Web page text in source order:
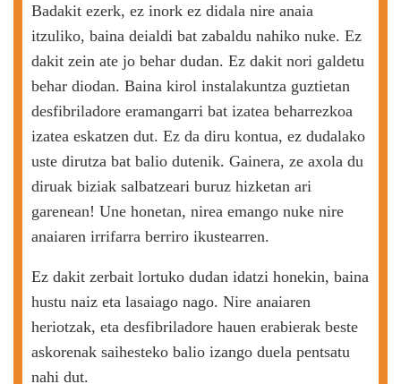
Badakit ezerk, ez inork ez didala nire anaia
itzuliko, baina deialdi bat zabaldu nahiko nuke. Ez
dakit zein ate jo behar dudan. Ez dakit nori galdetu
behar diodan. Baina kirol instalakuntza guztietan
desfibriladore eramangarri bat izatea beharrezkoa
izatea eskatzen dut. Ez da diru kontua, ez dudalako
uste dirutza bat balio dutenik. Gainera, ze axola du
diruak biziak salbatzeari buruz hizketan ari
garenean! Une honetan, nirea emango nuke nire
anaiaren irrifarra berriro ikustearren.
Ez dakit zerbait lortuko dudan idatzi honekin, baina
hustu naiz eta lasaiago nago. Nire anaiaren
heriotzak, eta desfibriladore hauen erabierak beste
askorenak saihesteko balio izango duela pentsatu
nahi dut.